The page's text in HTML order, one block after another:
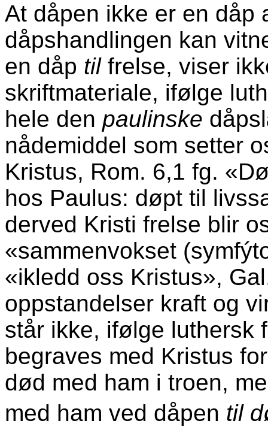
At dåpen ikke er en dåp
dåpshandlingen kan
en dåp tilfrelse, viser
skriftmateriale, ifølge
hele den paulinske
nådemiddel som setter
Kristus, Rom. 6,1 fg.
hos Paulus: døpt til
derved Kristi frelse blir
«sammenvokset
«ikledd oss Kristus»,
oppstandelser kraft og
står ikke, ifølge luthersk
begraves med Kristus
død med ham i troen,
med ham ved dåpen til